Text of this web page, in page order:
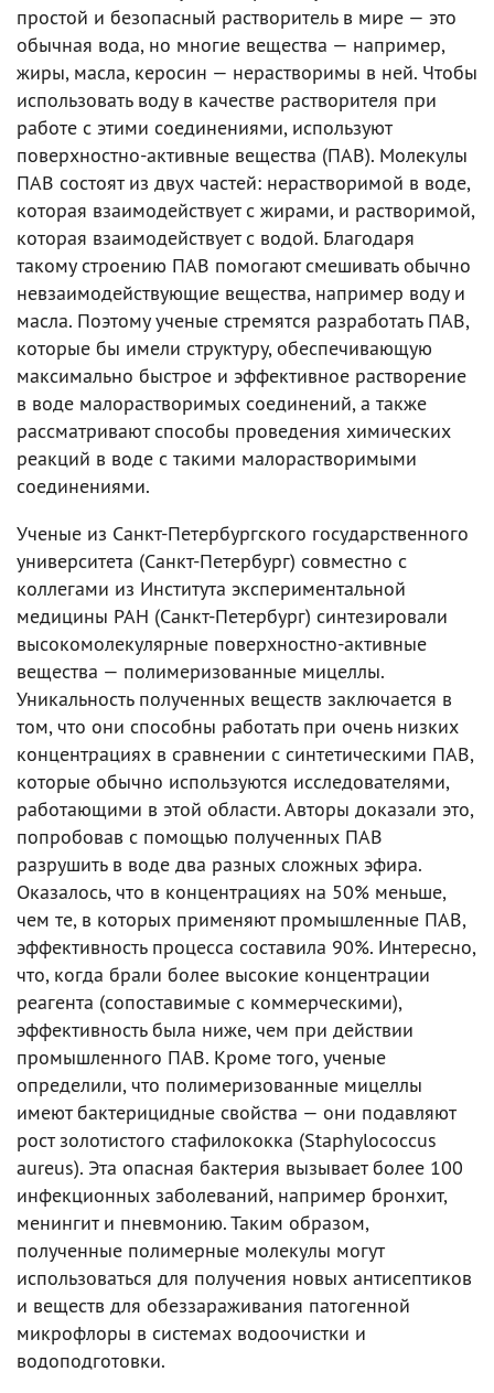
простой и безопасный растворитель в мире — это
обычная вода, но многие вещества — например,
жиры, масла, керосин — нерастворимы в ней. Чтобы
использовать воду в качестве растворителя при
работе с этими соединениями, используют
поверхностно-активные вещества (ПАВ). Молекулы
ПАВ состоят из двух частей: нерастворимой в воде,
которая взаимодействует с жирами, и растворимой,
которая взаимодействует с водой. Благодаря
такому строению ПАВ помогают смешивать обычно
невзаимодействующие вещества, например воду и
масла. Поэтому ученые стремятся разработать ПАВ,
которые бы имели структуру, обеспечивающую
максимально быстрое и эффективное растворение
в воде малорастворимых соединений, а также
рассматривают способы проведения химических
реакций в воде с такими малорастворимыми
соединениями.
Ученые из Санкт-Петербургского государственного
университета (Санкт-Петербург) совместно с
коллегами из Института экспериментальной
медицины РАН (Санкт-Петербург) синтезировали
высокомолекулярные поверхностно-активные
вещества — полимеризованные мицеллы.
Уникальность полученных веществ заключается в
том, что они способны работать при очень низких
концентрациях в сравнении с синтетическими ПАВ,
которые обычно используются исследователями,
работающими в этой области. Авторы доказали это,
попробовав с помощью полученных ПАВ
разрушить в воде два разных сложных эфира.
Оказалось, что в концентрациях на 50% меньше,
чем те, в которых применяют промышленные ПАВ,
эффективность процесса составила 90%. Интересно,
что, когда брали более высокие концентрации
реагента (сопоставимые с коммерческими),
эффективность была ниже, чем при действии
промышленного ПАВ. Кроме того, ученые
определили, что полимеризованные мицеллы
имеют бактерицидные свойства — они подавляют
рост золотистого стафилококка (Staphylococcus
aureus). Эта опасная бактерия вызывает более 100
инфекционных заболеваний, например бронхит,
менингит и пневмонию. Таким образом,
полученные полимерные молекулы могут
использоваться для получения новых антисептиков
и веществ для обеззараживания патогенной
микрофлоры в системах водоочистки и
водоподготовки.